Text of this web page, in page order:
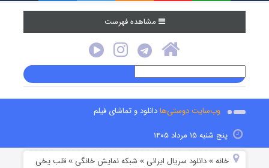
مشاهده فهرست
وب‌سایت دوستی‌هادانلود و تماشای فیلم
پنج شنبه ۱۵ مرداد ۱۴۰۵
خانه »دانلود سریال ایرانی » شبکه نمایش خانگی »قلب یخی